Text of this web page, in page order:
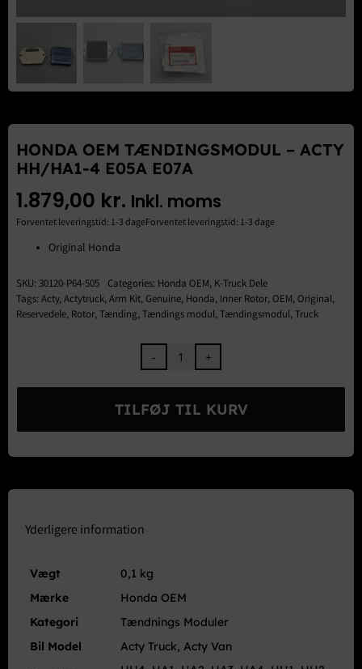
HONDA OEM TÆNDINGSMODUL – ACTY
HH/HA1-4 E05A E07A
1.879,00 kr. Inkl. moms
Forventet leveringstid: 1-3 dageForventet leveringstid: 1-3 dage
Original Honda
SKU: 30120-P64-505 Categories: Honda OEM, K-Truck Dele
Tags: Acty,Actytruck,Arm Kit,Genuine, Honda, Inner Rotor,OEM,Original,
Reservedele, Rotor,Tænding,Tændings modul,Tændingsmodul,Truck
Honda
Tændingsmodul
-
Acty
HH/HA1-
E05A
TILFØJ TIL KURV
Yderligere information
Vægt
0,1 kg
Mærke
Honda OEM
Kategori
Tændnings Moduler
Bil Model
Acty Truck, Acty Van